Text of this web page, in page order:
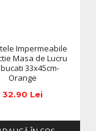
minore de la
acestea se pot
fara
Impermeabile
Masa de Lucru
33x45cm-
Orange
32.90 Lei